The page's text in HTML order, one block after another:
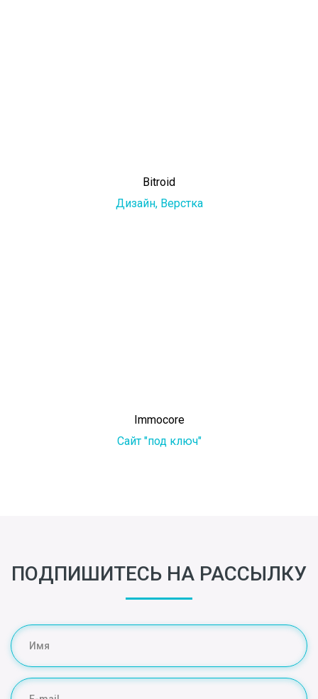
Bitroid
Дизайн, Верстка
Immocore
Сайт "под ключ"
ПОДПИШИТЕСЬ НА РАССЫЛКУ